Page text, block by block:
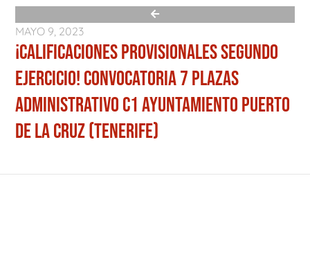
MAYO 9, 2023
¡CALIFICACIONES PROVISIONALES SEGUNDO
EJERCICIO! CONVOCATORIA 7 PLAZAS
ADMINISTRATIVO C1 AYUNTAMIENTO PUERTO
DE LA CRUZ (TENERIFE)